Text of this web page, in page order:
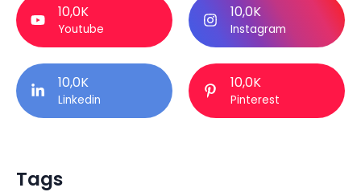
10,0K
Youtube
10,0K
Instagram
10,0K
Linkedin
10,0K
Pinterest
Tags